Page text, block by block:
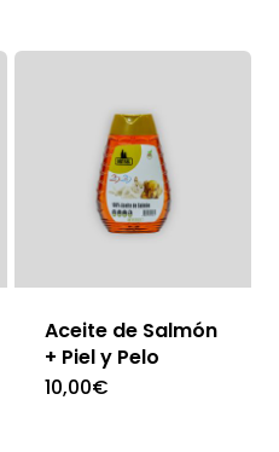
Aceite de Salmón
+ Piel y Pelo
10,00€